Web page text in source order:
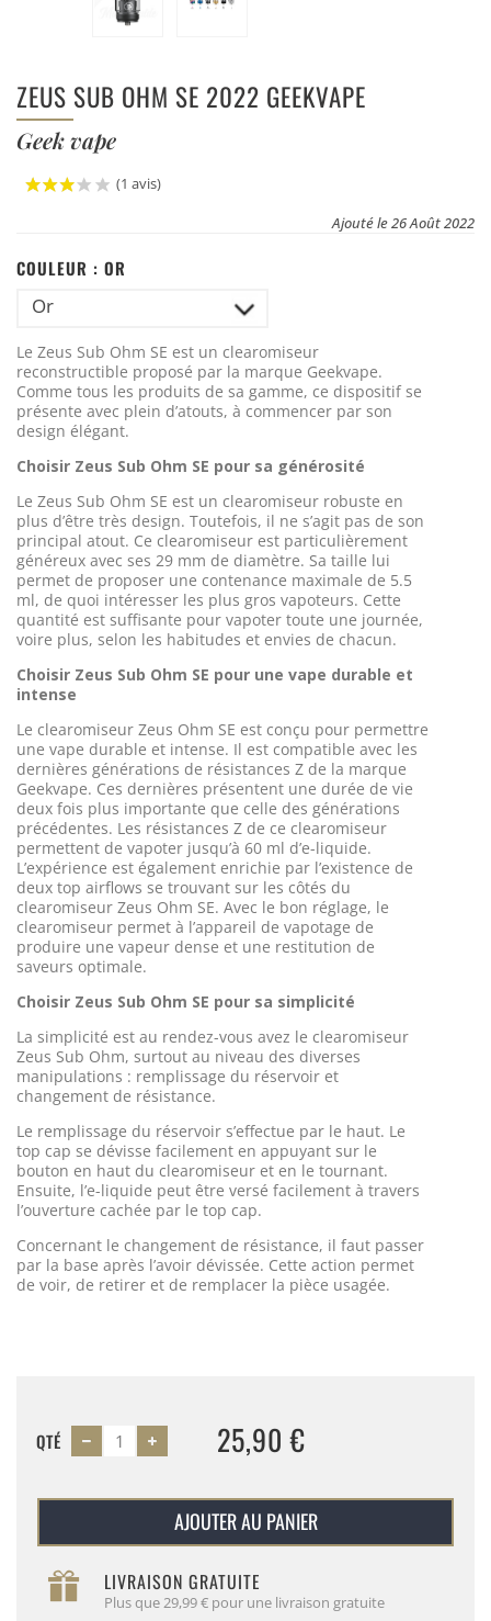
ZEUS SUB OHM SE 2022 GEEKVAPE
Geek vape
(1 avis)
Ajouté le 26 Août 2022
COULEUR : OR
Or
Le Zeus Sub Ohm SE est un clearomiseur
reconstructible proposé par la marque Geekvape.
Comme tous les produits de sa gamme, ce dispositif se
présente avec plein d’atouts, à commencer par son
design élégant.
Choisir Zeus Sub Ohm SE pour sa générosité
Le Zeus Sub Ohm SE est un clearomiseur robuste en
plus d’être très design. Toutefois, il ne s’agit pas de son
principal atout. Ce clearomiseur est particulièrement
généreux avec ses 29 mm de diamètre. Sa taille lui
permet de proposer une contenance maximale de 5.5
ml, de quoi intéresser les plus gros vapoteurs. Cette
quantité est suffisante pour vapoter toute une journée,
voire plus, selon les habitudes et envies de chacun.
Choisir Zeus Sub Ohm SE pour une vape durable et
intense
Le clearomiseur Zeus Ohm SE est conçu pour permettre
une vape durable et intense. Il est compatible avec les
dernières générations de résistances Z de la marque
Geekvape. Ces dernières présentent une durée de vie
deux fois plus importante que celle des générations
précédentes. Les résistances Z de ce clearomiseur
permettent de vapoter jusqu’à 60 ml d’e-liquide.
L’expérience est également enrichie par l’existence de
deux top airflows se trouvant sur les côtés du
clearomiseur Zeus Ohm SE. Avec le bon réglage, le
clearomiseur permet à l’appareil de vapotage de
produire une vapeur dense et une restitution de
saveurs optimale.
Choisir Zeus Sub Ohm SE pour sa simplicité
La simplicité est au rendez-vous avez le clearomiseur
Zeus Sub Ohm, surtout au niveau des diverses
manipulations : remplissage du réservoir et
changement de résistance.
Le remplissage du réservoir s’effectue par le haut. Le
top cap se dévisse facilement en appuyant sur le
bouton en haut du clearomiseur et en le tournant.
Ensuite, l’e-liquide peut être versé facilement à travers
l’ouverture cachée par le top cap.
Concernant le changement de résistance, il faut passer
par la base après l’avoir dévissée. Cette action permet
de voir, de retirer et de remplacer la pièce usagée.
QTÉ 25,90 €
AJOUTER AU PANIER
LIVRAISON GRATUITE
Plus que 29,99 € pour une livraison gratuite